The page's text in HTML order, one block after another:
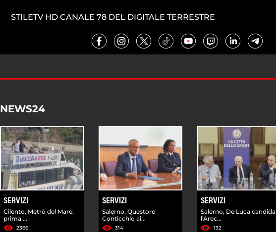
STILETV HD CANALE 78 DEL DIGITALE TERRESTRE
NEWS24
SERVIZI
Cilento, Metrò del Mare:
prima ...
2366
SERVIZI
Salerno, Questore
Conticchio ai...
314
SERVIZI
Salerno, De Luca candida
l'Arec...
132